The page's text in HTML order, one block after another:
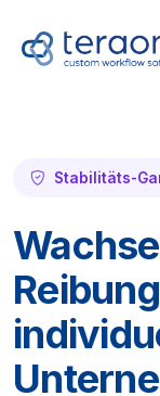
Stabilitäts-